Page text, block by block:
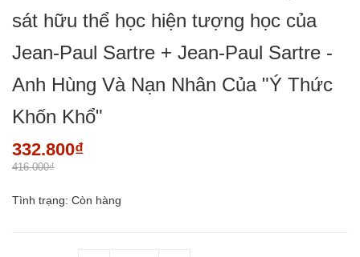
sát hữu thể học hiện tượng học của
Jean-Paul Sartre + Jean-Paul Sartre -
Anh Hùng Và Nạn Nhân Của "Ý Thức
Khốn Khổ"
332.800₫
416.000₫
Tình trạng: Còn hàng